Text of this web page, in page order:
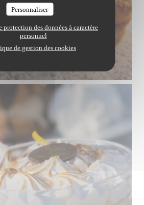
Personnaliser
protection des données à caractère
personnel
de gestion des cookies